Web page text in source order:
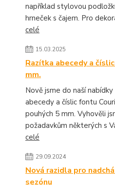
například stylovou
hrneček s čajem. Pro
celé
15.03.2025
Razítka abecedy a
mm.
Nově jsme do naší
abecedy a číslic fontu
pouhých 5 mm. Vyhověli
požadavkům některých s
celé
29.09.2024
Nová razidla pro
sezónu